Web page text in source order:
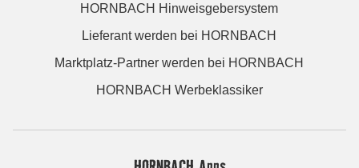
HORNBACH Hinweisgebersystem
Lieferant werden bei HORNBACH
Marktplatz-Partner werden bei HORNBACH
HORNBACH Werbeklassiker